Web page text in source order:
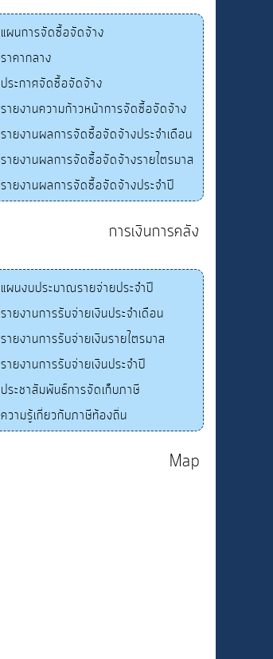
แผนการจัดซื้อจัดจ้าง
ราคากลาง
ประกาศจัดซื้อจัดจ้าง
รายงานความก้าวหน้าการจัดซื้อจัดจ้าง
รายงานผลการจัดซื้อจัดจ้างประจำเดือน
รายงานผลการจัดซื้อจัดจ้างรายไตรมาส
รายงานผลการจัดซื้อจัดจ้างประจำปี
การเงินการคลัง
แผนงบประมาณรายจ่ายประจำปี
รายงานการรับจ่ายเงินประจำเดือน
รายงานการรับจ่ายเงินรายไตรมาส
รายงานการรับจ่ายเงินประจำปี
ประชาสัมพันธ์การจัดเก็บภาษี
ความรู้เกี่ยวกับภาษีท้องถิ่น
Map